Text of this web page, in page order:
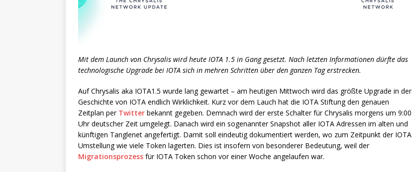
Mit dem Launch von Chrysalis wird heute IOTA 1.5 in Gang gesetzt. Nach letzten Informationen dürfte das
technologische Upgrade bei IOTA sich in mehren Schritten über den ganzen Tag erstrecken.
Auf Chrysalis aka IOTA1.5 wurde lang gewartet – am heutigen Mittwoch wird das größte Upgrade in der
Geschichte von IOTA endlich Wirklichkeit. Kurz vor dem Lauch hat die IOTA Stiftung den genauen
Zeitplan per Twitter bekannt gegeben. Demnach wird der erste Schalter für Chrysalis morgens um 9:00
Uhr deutscher Zeit umgelegt. Danach wird ein sogenannter Snapshot aller IOTA Adressen im alten und
künftigen Tanglenet angefertigt. Damit soll eindeutig dokumentiert werden, wo zum Zeitpunkt der IOTA
Umstellung wie viele Token lagerten. Dies ist insofern von besonderer Bedeutung, weil der
Migrationsprozess für IOTA Token schon vor einer Woche angelaufen war.